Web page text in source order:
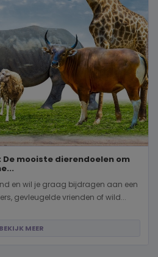
De mooiste dierendoelen om
en wil je graag bijdragen aan een
gevleugelde vrienden of wild...
BEKIJK MEER